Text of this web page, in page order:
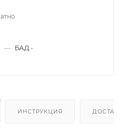
— БАД -
ИНСТРУКЦИЯ